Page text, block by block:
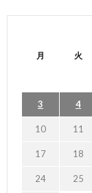
月 火
3 4
10 11
17 18
24 25